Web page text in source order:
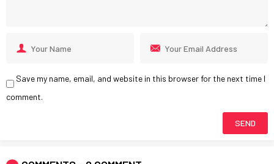
Save my name, email, and website in this browser for the next time I
comment.